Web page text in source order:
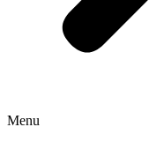
Menu